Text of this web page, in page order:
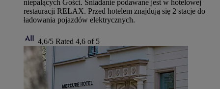
niepalących Gości. Śniadanie podawane jest w hotelowej
restauracji RELAX. Przed hotelem znajdują się 2 stacje do
ładowania pojazdów elektrycznych.
4,6/5 Rated 4,6 of 5